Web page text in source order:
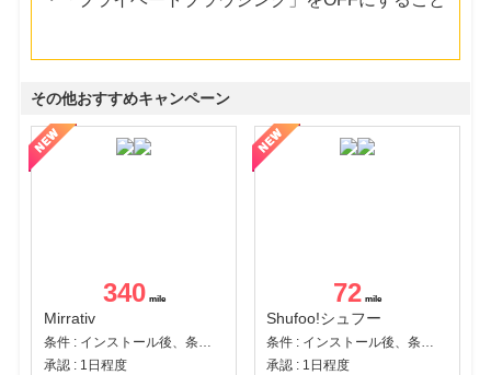
その他おすすめキャンペーン
340
Mirrativ
条件 : インストール後、条件達成
承認 : 1日程度
72
Shufoo!シュフー
条件 : インストール後、条件達成
承認 : 1日程度